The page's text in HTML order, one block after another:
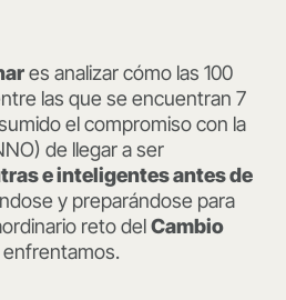
es analizar cómo las 100
las que se encuentran 7
el compromiso con la
de llegar a ser
e inteligentes antes de
y preparándose para
reto delCambio
enfrentamos.